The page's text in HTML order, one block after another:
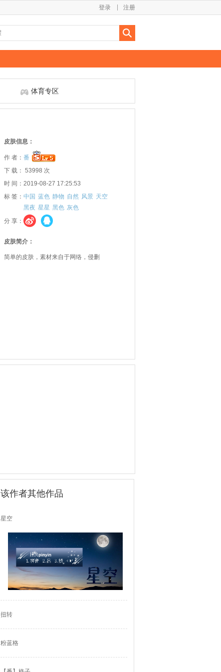
注册
登录
体育专区
皮肤信息：
作 者： 番
下 载： 53998 次
时 间：2019-08-27 17:25:53
标 签： 中国 蓝色 静物 自然 风景 天空
黑夜 星星 黑色 灰色
分 享：
皮肤简介：
简单的皮肤，素材来自于网络，侵删
该作者其他作品
星空
扭转
粉蓝格